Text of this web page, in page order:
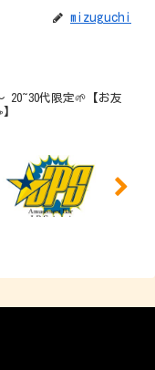
mizuguchi
20~30代限定🌱【お友